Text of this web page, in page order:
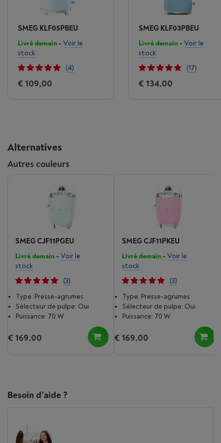
SMEG KLF05PBEU
Livré demain - Voir le
stock
(4)
€ 109,00
SMEG KLF03PBEU
Livré demain - Voir le
stock
(17)
€ 134,00
Alternatives
Autres couleurs
SMEG CJF11PGEU
Livré demain - Voir le
stock
(3)
Type: Presse-agrumes
Sélecteur de pulpe: Oui
Puissance: 70 W
€ 169,00
SMEG CJF11PKEU
Livré demain - Voir le
stock
(3)
Type: Presse-agrumes
Sélecteur de pulpe: Oui
Puissance: 70 W
€ 169,00
Besoin d'aide ?